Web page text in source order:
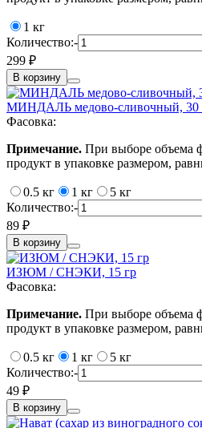
1 кг
Количество:-
299 ₽
В корзину
МИНДАЛЬ медово-сливочный, 30
Фасовка:
Примечание. При выборе объема
продукт в упаковке размером,
0.5 кг 1 кг
5 кг
Количество:-
89 ₽
В корзину
ИЗЮМ / СНЭКИ, 15 гр
Фасовка:
Примечание. При выборе объема
продукт в упаковке размером,
0.5 кг 1 кг
5 кг
Количество:-
49 ₽
В корзину